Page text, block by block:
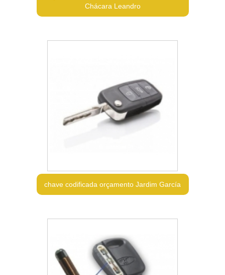
Chácara Leandro
chave codificada orçamento Jardim García